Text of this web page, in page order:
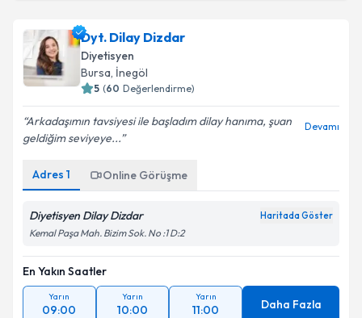
Dyt. Dilay Dizdar
Diyetisyen
Bursa, İnegöl
5 (60 Değerlendirme)
Arkadaşımın tavsiyesi ile başladım dilay hanıma, şuan
geldiğim seviyeye...
Devamı
Adres 1 Online Görüşme
Diyetisyen Dilay Dizdar Haritada Göster
Kemal Paşa Mah. Bizim Sok. No :1 D:2
En Yakın Saatler
Yarın
09:00
Yarın
10:00
Yarın
11:00 Daha Fazla